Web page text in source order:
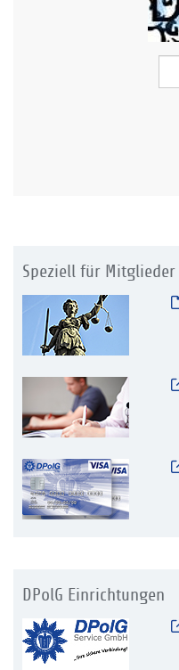
Speziell für Mitglieder
DPolG Einrichtungen